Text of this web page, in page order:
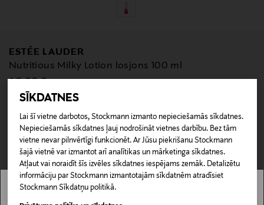
SĪKDATNES
Lai šī vietne darbotos, Stockmann izmanto nepieciešamās sīkdatnes.
Nepieciešamās sīkdatnes ļauj nodrošināt vietnes darbību. Bez tām
vietne nevar pilnvērtīgi funkcionēt. Ar Jūsu piekrišanu Stockmann
šajā vietnē var izmantot arī analītikas un mārketinga sīkdatnes.
Atļaut vai noraidīt šīs izvēles sīkdatnes iespējams zemāk. Detalizētu
informāciju par Stockmann izmantotajām sīkdatnēm atradīsiet
Stockmann Sīkdatņu politikā.
ESTÉE LAUDER
Nutritious Milky Lotion losjons 100 ml
Original Price
46,00 €
Nav pieejams tiešsaistē.
NAV PIEEJAMS
null
Pārbaudi zemāk preces pieejamību veikalā un iespēju rezervēt.
Stockmann nav pieejams tavā valstī.